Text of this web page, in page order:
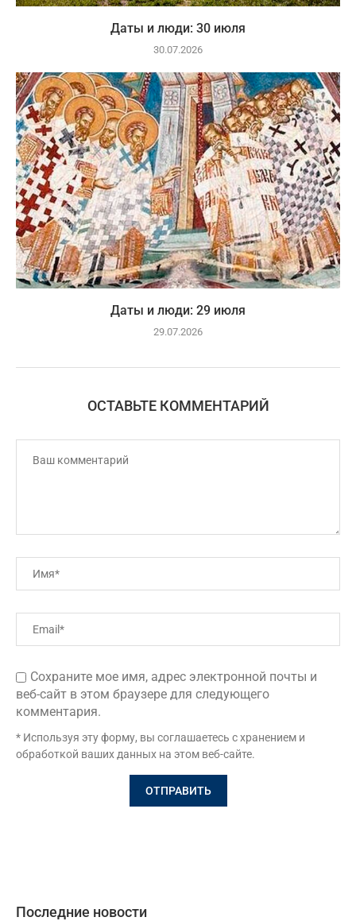
Даты и люди: 30 июля
30.07.2026
Даты и люди: 29 июля
29.07.2026
ОСТАВЬТЕ КОММЕНТАРИЙ
Сохраните мое имя, адрес электронной почты и
веб-сайт в этом браузере для следующего
комментария.
* Используя эту форму, вы соглашаетесь с хранением и
обработкой ваших данных на этом веб-сайте.
Последние новости